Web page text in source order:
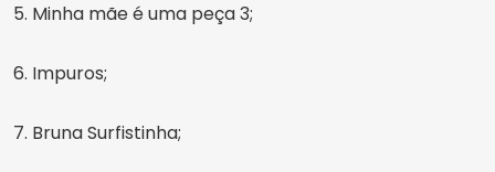
5. Minha mãe é uma peça 3;
6. Impuros;
7. Bruna Surfistinha;